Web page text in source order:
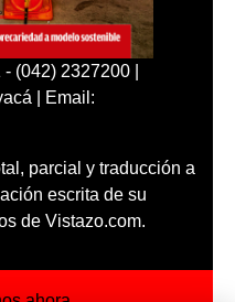
(042) 2327200 |
| Email:
parcial y traducción a
escrita de su
de Vistazo.com.